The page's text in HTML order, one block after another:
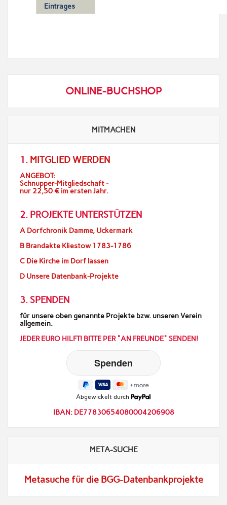
Eintrages
ONLINE-BUCHSHOP
MITMACHEN
1. MITGLIED WERDEN
ANGEBOT:
Schnupper-Mitgliedschaft -
nur 22,50 € im ersten Jahr.
2. PROJEKTE UNTERSTÜTZEN
A Dorfchronik Damme, Uckermark
B Brandakte Kliestow 1783-1786
C Die Kirche im Dorf lassen
D Unsere Datenbank-Projekte
3. SPENDEN
für unsere oben genannte Projekte bzw. unseren Verein
allgemein.
JEDER EURO HILFT! BITTE PER "AN FREUNDE" SENDEN!
Abgewickelt durch
IBAN: DE77830654080004206908
META-SUCHE
Metasuche für die BGG-Datenbankprojekte